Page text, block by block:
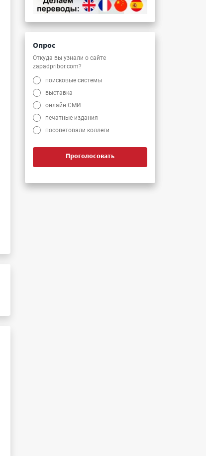
Опрос
Откуда вы узнали о сайте
zapadpribor.com?
поисковые системы
выставка
онлайн СМИ
печатные издания
посоветовали коллеги
Проголосовать